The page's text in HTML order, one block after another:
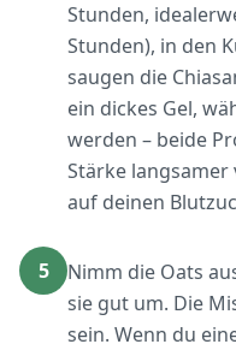
Stunden,
Stunden), in den
saugen die
ein dickes Gel,
werden – beide
Stärke
auf deinen
5
Nimm die Oats
sie gut um. Die
sein. Wenn du